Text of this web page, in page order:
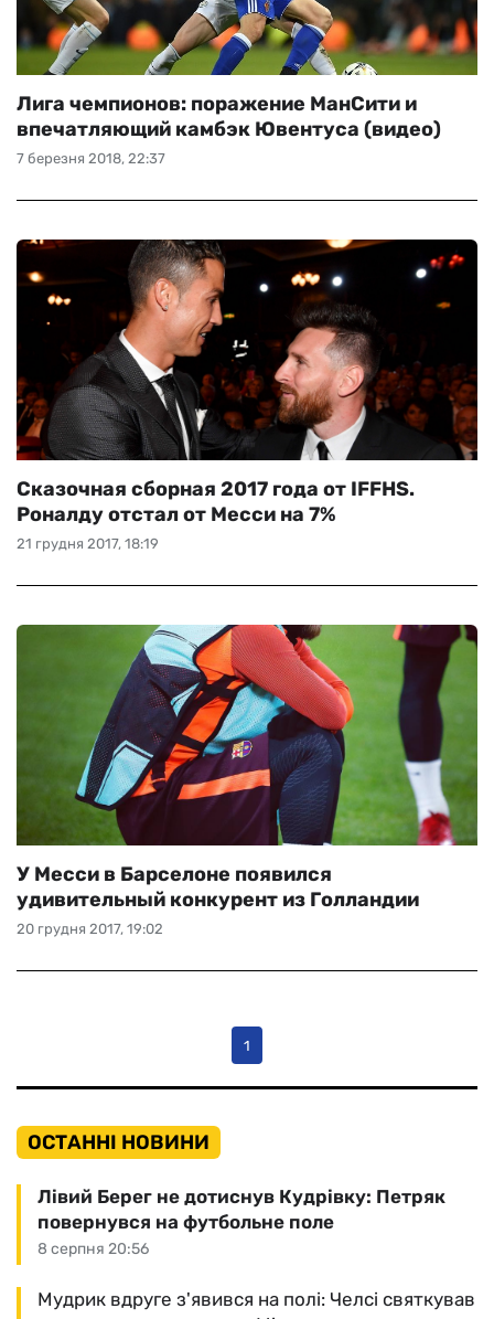
7 березня 2018, 22:37
Лига чемпионов: поражение МанСити и
впечатляющий камбэк Ювентуса (видео)
21 грудня 2017, 18:19
Сказочная сборная 2017 года от IFFHS.
Роналду отстал от Месси на 7%
20 грудня 2017, 19:02
У Месси в Барселоне появился
удивительный конкурент из Голландии
1
ОСТАННІ НОВИНИ
8 серпня 20:56
Лівий Берег не дотиснув Кудрівку: Петряк
повернувся на футбольне поле
Мудрик вдруге з'явився на полі: Челсі святкував